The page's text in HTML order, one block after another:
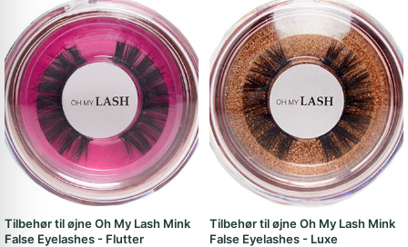
Tilbehør til øjne Oh My Lash Mink
False Eyelashes - Flutter
Tilbehør til øjne Oh My Lash Mink
False Eyelashes - Luxe